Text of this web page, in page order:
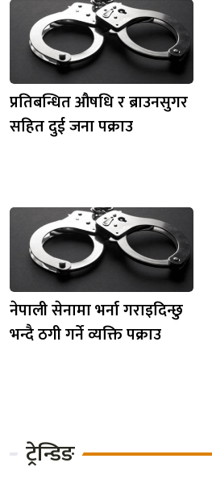
प्रतिबन्धित औषधि र ब्राउनसुगर
सहित दुई जना पक्राउ
नेपाली सेनामा भर्ना गराइदिन्छु
भन्दै ठगी गर्ने व्यक्ति पक्राउ
ट्रेन्डिङ